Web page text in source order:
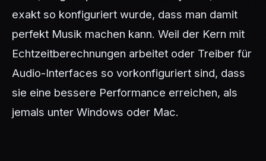
exakt so konfiguriert wurde, dass man damit
perfekt Musik machen kann. Weil der Kern mit
Echtzeitberechnungen arbeitet oder Treiber für
Audio-Interfaces so vorkonfiguriert sind, dass
sie eine bessere Performance erreichen, als
jemals unter Windows oder Mac.